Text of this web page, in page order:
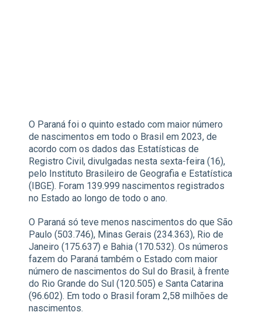
O Paraná foi o quinto estado com maior número
de nascimentos em todo o Brasil em 2023, de
acordo com os dados das Estatísticas de
Registro Civil, divulgadas nesta sexta-feira (16),
pelo Instituto Brasileiro de Geografia e Estatística
(IBGE). Foram 139.999 nascimentos registrados
no Estado ao longo de todo o ano.
O Paraná só teve menos nascimentos do que São
Paulo (503.746), Minas Gerais (234.363), Rio de
Janeiro (175.637) e Bahia (170.532). Os números
fazem do Paraná também o Estado com maior
número de nascimentos do Sul do Brasil, à frente
do Rio Grande do Sul (120.505) e Santa Catarina
(96.602). Em todo o Brasil foram 2,58 milhões de
nascimentos.